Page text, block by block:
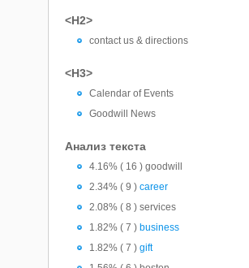
<H2>
contact us & directions
<H3>
Calendar of Events
Goodwill News
Анализ текста
4.16% ( 16 ) goodwill
2.34% ( 9 ) career
2.08% ( 8 ) services
1.82% ( 7 ) business
1.82% ( 7 ) gift